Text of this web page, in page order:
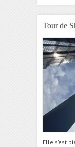
Tour de
Elle s’est